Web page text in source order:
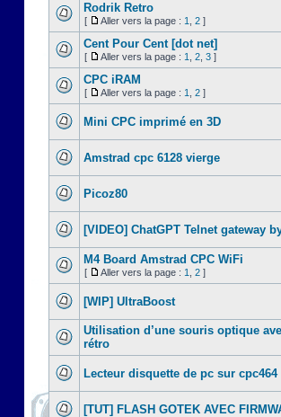
Rodrik Retro
[ Aller vers la page : 1 2 ]
Cent Pour Cent [dot net]
[ Aller vers la page : 1 2 3 ]
CPC iRAM
[ Aller vers la page : 1 2 ]
Mini CPC imprimé en 3D
Amstrad cpc 6128 vierge
Picoz80
[VIDEO] ChatGPT Telnet gateway
M4 Board Amstrad CPC WiFi
[ Aller vers la page : 1 2 ]
[WIP] UltraBoost
Utilisation d’une souris optique
rétro
Lecteur disquette de pc sur cpc464
[TUT] FLASH GOTEK AVEC